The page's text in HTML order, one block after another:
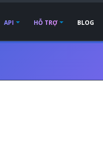
API HỖ TRỢ BLOG